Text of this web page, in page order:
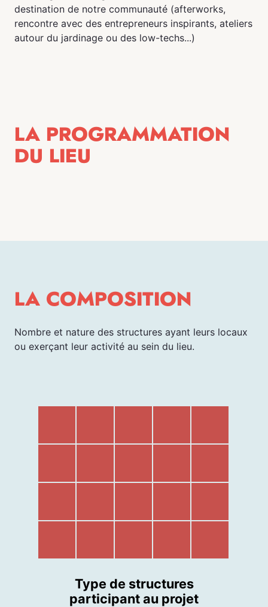
destination de notre communauté (afterworks,
rencontre avec des entrepreneurs inspirants, ateliers
autour du jardinage ou des low-techs...)
LA PROGRAMMATION
DU LIEU
LA COMPOSITION
Nombre et nature des structures ayant leurs locaux
ou exerçant leur activité au sein du lieu.
Type de structures
participant au projet